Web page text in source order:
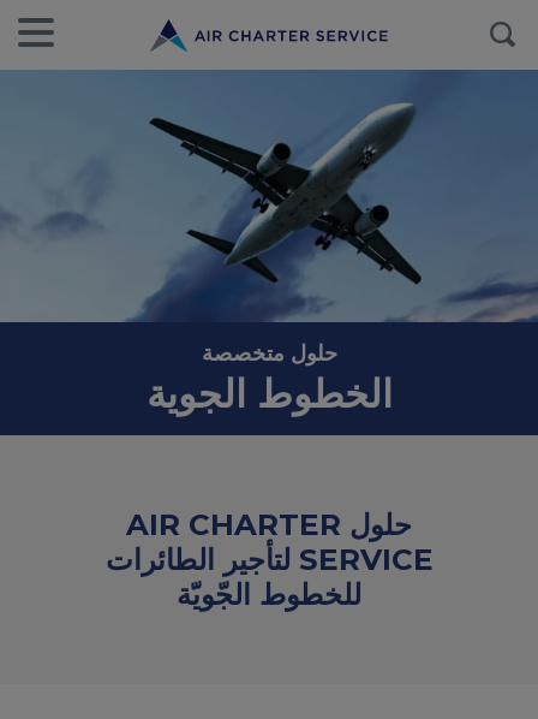
حلول متخصصة
الخطوط الجوية
حلول AIR CHARTER
SERVICE لتأجير الطائرات
للخطوط الجّويّة